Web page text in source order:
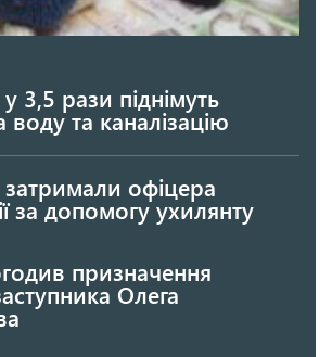
3,5 рази піднімуть
та каналізацію
офіцера
за допомогу ухилянту
призначення
Олега